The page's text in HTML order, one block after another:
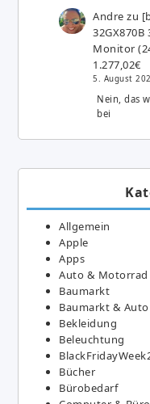
Andre zu
32GX870B
Monitor
1.277,02€
5. August
Nein, das
bei
Allgemein
Apple
Apps
Auto & Motorrad
Baumarkt
Baumarkt & Auto
Bekleidung
Beleuchtung
Bücher
Bürobedarf